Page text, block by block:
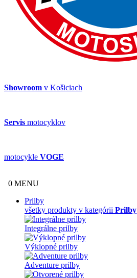
Showroom v Košiciach
Servis motocyklov
motocykle VOGE
0 MENU
Prilby
všetky produkty v kategórii Prilby
Integrálne prilby
Výklopné prilby
Adventure prilby